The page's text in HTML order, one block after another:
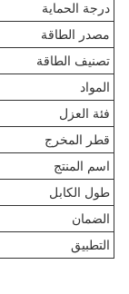
درجة الحماية
مصدر الطاقة
تصنيف الطاقة
المواد
فئة العزل
قطر المخرج
اسم المنتج
طول الكابل
الضمان
التطبيق